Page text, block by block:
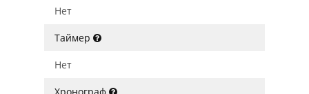
Нет
Таймер
Нет